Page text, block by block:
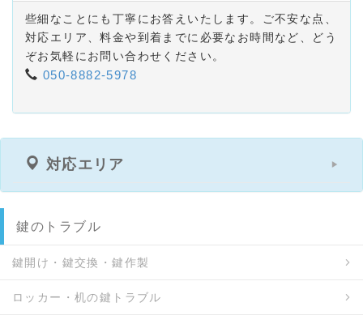
些細なことにも丁寧にお答えいたします。ご不安な点、
対応エリア、料金や到着までに必要なお時間など、どう
ぞお気軽にお問い合わせください。
050-8882-5978
対応エリア
鍵のトラブル
鍵開け・鍵交換・鍵作製
ロッカー・机の鍵トラブル